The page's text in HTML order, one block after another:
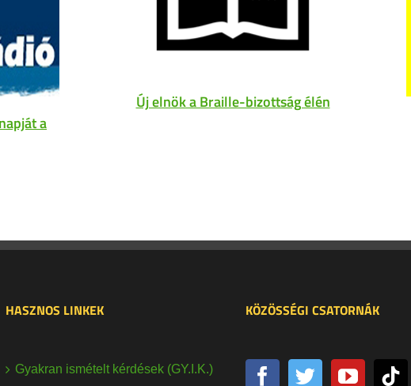
a
Új elnök a Braille-bizottság élén
HASZNOS LINKEK
Gyakran ismételt kérdések (GY.I.K.)
KÖZÖSSÉGI CSATORNÁK